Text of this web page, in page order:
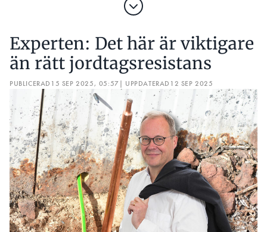
Experten: Det här är viktigare
än rätt jordtagsresistans
PUBLICERAD 15 SEP 2025, 05:57| UPPDATERAD 12 SEP 2025